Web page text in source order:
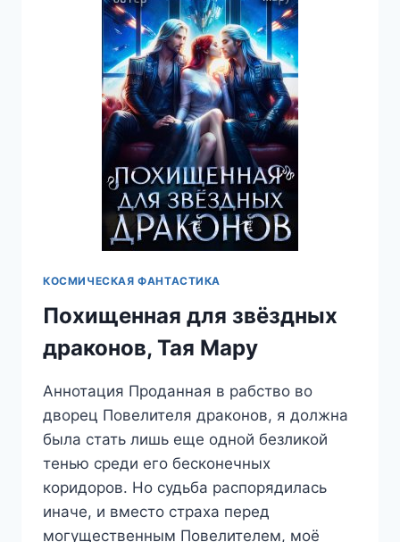
КОСМИЧЕСКАЯ ФАНТАСТИКА
Похищенная для звёздных
драконов, Тая Мару
Аннотация Проданная в рабство во
дворец Повелителя драконов, я должна
была стать лишь еще одной безликой
тенью среди его бесконечных
коридоров. Но судьба распорядилась
иначе, и вместо страха перед
могущественным Повелителем, моё